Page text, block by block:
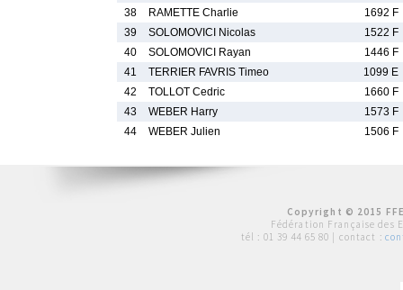
38
RAMETTE Charlie
1692 F
39
SOLOMOVICI Nicolas
1522 F
40
SOLOMOVICI Rayan
1446 F
41
TERRIER FAVRIS Timeo
1099 E
42
TOLLOT Cedric
1660 F
43
WEBER Harry
1573 F
44
WEBER Julien 1506 F
Copyright © 2015
Fédération Française des
tél : 01 39 44 65 80 | contact :